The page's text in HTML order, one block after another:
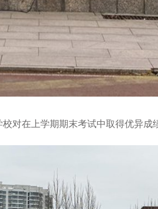
在上学期期末考试中取得优异成